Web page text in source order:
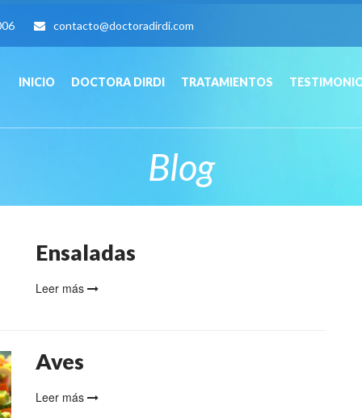
contacto@doctoradirdi.com
INICIO DOCTORA DIRDI TRATAMIENTOS
Blog
Ensaladas
Leer más
Aves
Leer más